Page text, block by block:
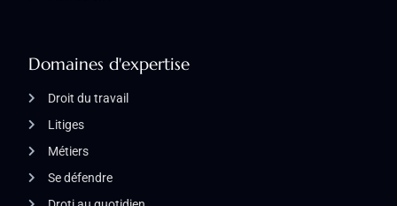
Domaines d'expertise
Droit du travail
Litiges
Métiers
Se défendre